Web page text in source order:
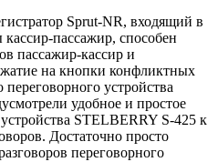
Sprut-NR, входящий в
кассир-пассажир, способен
пассажир-кассир и
на кнопки конфликтных
устройства
удобное и простое
STELBERRY S-425 к
Достаточно просто
переговорного